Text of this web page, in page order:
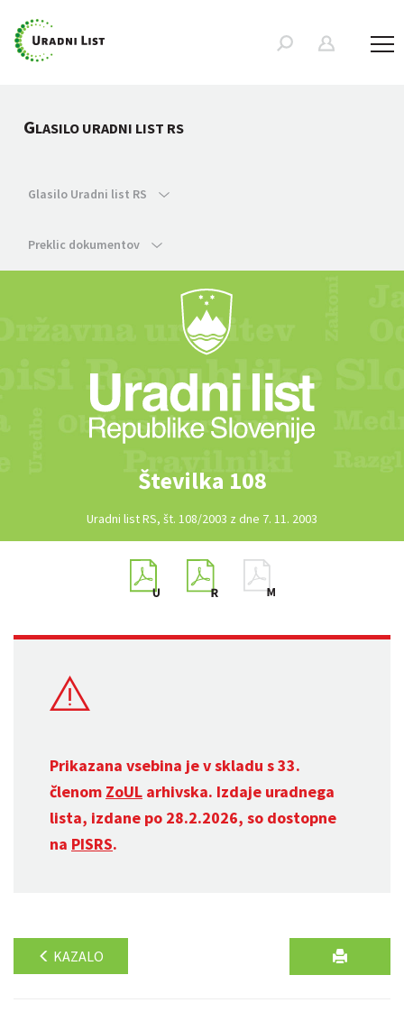
GLASILO URADNI LIST RS
Glasilo Uradni list RS
Preklic dokumentov
Številka 108
Uradni list RS, št. 108/2003 z dne 7. 11. 2003
Prikazana vsebina je v skladu s 33.
členom ZoUL arhivska. Izdaje uradnega
lista, izdane po 28.2.2026, so dostopne
na PISRS.
KAZALO